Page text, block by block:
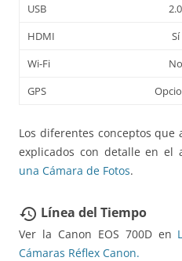
USB
2.0
HDMI
Sí
Wi-Fi
No
GPS
Los diferentes conceptos que
explicados con detalle en el
una Cámara de Fotos.
restore Línea del Tiempo
Ver la Canon EOS 700D en
Cámaras Réflex Canon.